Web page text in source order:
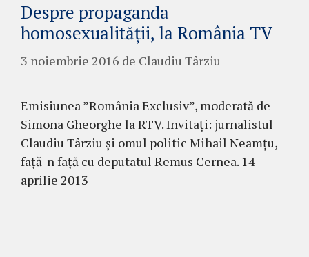
Despre propaganda
homosexualității, la România TV
3 noiembrie 2016 de Claudiu Târziu
Emisiunea ”România Exclusiv”, moderată de
Simona Gheorghe la RTV. Invitați: jurnalistul
Claudiu Târziu și omul politic Mihail Neamțu,
față-n față cu deputatul Remus Cernea. 14
aprilie 2013